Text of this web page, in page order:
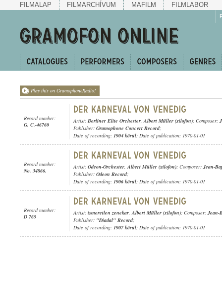
FILMALAP FILMARCHÍVUM MAFILM FILMLABOR
Play this on GramophoneRadio!
Record number:
G. C.-46760
Artist: Berliner Elite Orchester,Albert Müller (xilofon); Composer:
Publisher: Gramophone Concert Record;
Date of recording: 1904 körül; Date of publication: 1970-01-01
Record number:
No. 34866.
Artist: Odeon-Orchester,Albert Müller (xilofon); Composer:Jean-
Publisher: Odeon Record;
Date of recording: 1906 körül; Date of publication: 1970-01-01
Record number:
D 765
Artist: ismeretlen zenekar,Albert Müller (xilofon); Composer:Jean-
Publisher: "Diadal" Record;
Date of recording: 1907 körül; Date of publication: 1970-01-01